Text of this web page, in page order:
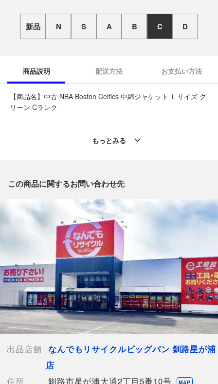
新品 N S A B C D
商品説明 配送方法 お支払い方法
【商品名】中古 NBA Boston Celtics 中綿ジャケット Ｌサイズ グ
リーン Cランク
※「なんでもリサイクルビッグバン 公式オンラインストアの出
電話番号：0154-51-3196
【店舗内商品コード】1003101825533
【メーカー】NBA Boston Celtics
【カラー】グリーン
【表記サイズ】EU L
【肩幅】約53cm
【着丈】約75cm
【身幅】約69cm
【袖丈】約67cm
【ウエスト】約68cm
【付属品】なし
【ランク】Cランク
使用感やキズや汚れ等が目立つ中古品
【使用予定配送業者】佐川急便 飛脚宅配便100サイズ
【こちらの商品は在庫連動システムを導入し、店頭や他ネットシ
もっとみる
この商品に関するお問い合わせ先
出品店舗
なんでもリサイクルビッグバン 釧路星が浦
店
住所
釧路市星が浦大通2丁目5番10号 MAP